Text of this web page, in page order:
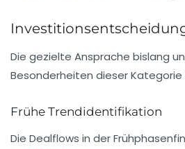
Die gezielte Ansprache bislang
Besonderheiten dieser Kategorie
Frühe Trendidentifikation
Die Dealflows in der